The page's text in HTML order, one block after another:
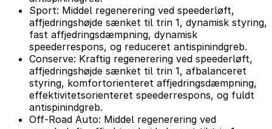
Sport: Middel regenerering ved speederløft,
affjedringshøjde sænket til trin 1, dynamisk styring,
fast affjedringsdæmpning, dynamisk
speederrespons, og reduceret antispinindgreb.
Conserve: Kraftig regenerering ved speederløft,
affjedringshøjde sænket til trin 1, afbalanceret
styring, komfortorienteret affjedringsdæmpning,
effektivitetsorienteret speederrespons, og fuldt
antispinindgreb.
Off-Road Auto: Middel regenerering ved